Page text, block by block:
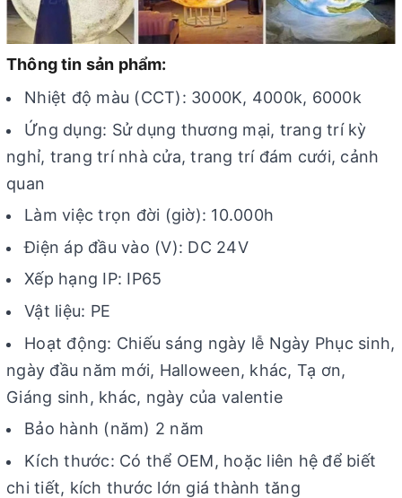
Thông tin sản phẩm:
Nhiệt độ màu (CCT): 3000K, 4000k, 6000k
Ứng dụng: Sử dụng thương mại, trang trí kỳ
nghỉ, trang trí nhà cửa, trang trí đám cưới, cảnh
quan
Làm việc trọn đời (giờ): 10.000h
Điện áp đầu vào (V): DC 24V
Xếp hạng IP: IP65
Vật liệu: PE
Hoạt động: Chiếu sáng ngày lễ Ngày Phục sinh,
ngày đầu năm mới, Halloween, khác, Tạ ơn,
Giáng sinh, khác, ngày của valentie
Bảo hành (năm) 2 năm
Kích thước: Có thể OEM, hoặc liên hệ để biết
chi tiết, kích thước lớn giá thành tăng